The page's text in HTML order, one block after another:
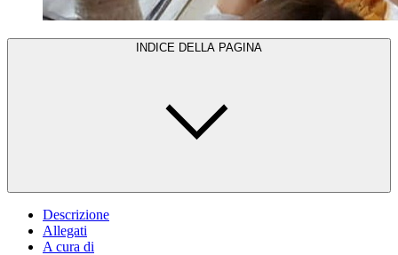
INDICE DELLA PAGINA
Descrizione
Allegati
A cura di